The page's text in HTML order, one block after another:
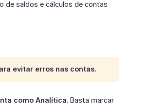
de saldos e cálculos de contas
evitar erros nas contas.
como Analítica. Basta marcar